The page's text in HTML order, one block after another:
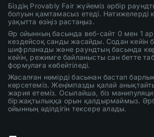
Біздің Provably Fair жүйеміз әрбір
болуын қамтамасыз етеді. Нәтижелерді
уақытта өзіңіз растаңыз.
Әр ойынның басында веб-сайт 0 мен 1
кездейсоқ санды жасайды. Содан кейін
шифрланады және раундтың басында
кейін, режимге байланысты сан бетте
формулаға көбейтіледі.
Жасалған нөмірді басынан бастап
көрсетеміз. Жеңімпазды қалай
жария етеміз. Осылайша, біз
біржақтылыққа орын қалдырмаймыз.
ойынның әділдігін тексере алады.